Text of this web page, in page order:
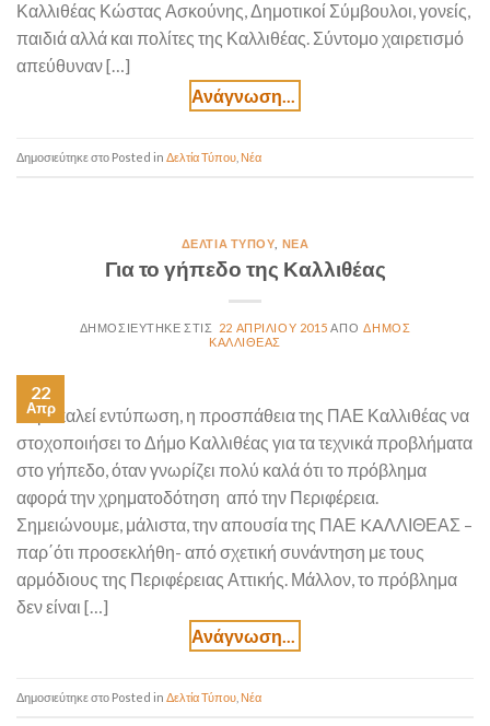
Καλλιθέας Κώστας Ασκούνης, Δημοτικοί Σύμβουλοι, γονείς,
παιδιά αλλά και πολίτες της Καλλιθέας. Σύντομο χαιρετισμό
απεύθυναν […]
Posted in Δελτία Τύπου Νέα
ΔΕΛΤΊΑ ΤΎΠΟΥ ΝΈΑ
Για το γήπεδο της Καλλιθέας
22 ΑΠΡΙΛΊΟΥ 2015
ΔΉΜΟΣ
ΚΑΛΛΙΘΈΑΣ
22
Απρ
«Προκαλεί εντύπωση, η προσπάθεια της ΠΑΕ Καλλιθέας να
στοχοποιήσει το Δήμο Καλλιθέας για τα τεχνικά προβλήματα
στο γήπεδο, όταν γνωρίζει πολύ καλά ότι το πρόβλημα
αφορά την χρηματοδότηση από την Περιφέρεια.
Σημειώνουμε, μάλιστα, την απουσία της ΠΑΕ KAΛΛΙΘΕΑΣ –
παρ΄ότι προσεκλήθη- από σχετική συνάντηση με τους
αρμόδιους της Περιφέρειας Αττικής. Μάλλον, το πρόβλημα
δεν είναι […]
Posted in Δελτία Τύπου Νέα